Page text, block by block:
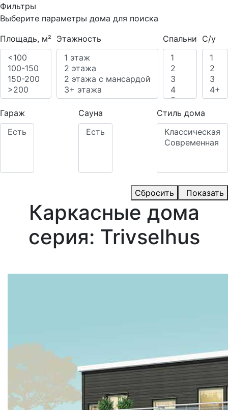
Фильтры
Выберите параметры дома для поиска
Площадь, м² Этажность Спальни С/у
Гараж Сауна Стиль дома
Сбросить Показать
Каркасные дома
cерия: Trivselhus